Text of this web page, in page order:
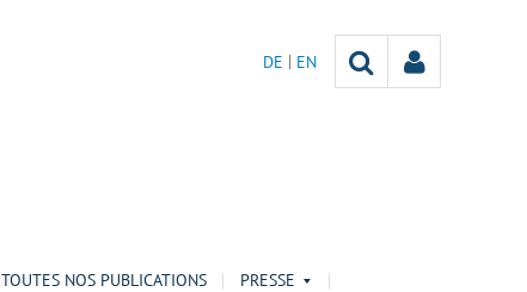
DE EN
TOUTES NOS PUBLICATIONS PRESSE